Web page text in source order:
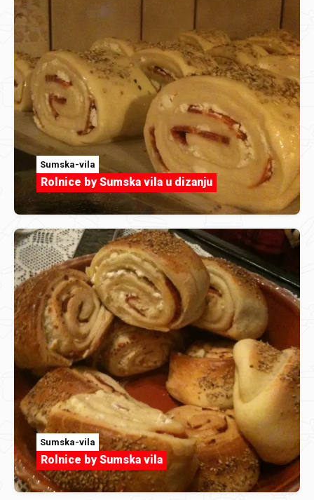
Sumska-vila
Rolnice by Sumska vila u dizanju
Sumska-vila
Rolnice by Sumska vila